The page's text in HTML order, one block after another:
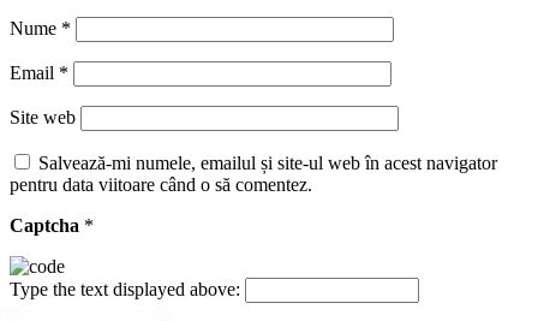
Nume *
Email *
Site web
Salvează-mi numele, emailul și site-ul web în acest navigator
pentru data viitoare când o să comentez.
Captcha *
Type the text displayed above: